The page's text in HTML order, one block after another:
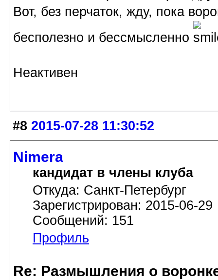
Вот, без перчаток, жду, пока
бесполезно и бессмысленно
Неактивен
#8 2015-07-28 11:30:52
Nimera
кандидат в члены клуба
Откуда: Санкт-Петербург
Зарегистрирован: 2015-06-29
Сообщений: 151
Профиль
Re: Размышления о